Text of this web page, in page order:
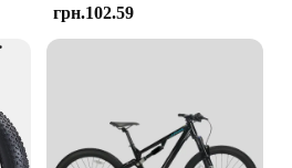
грн.102.59